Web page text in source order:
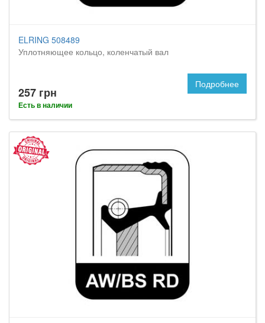
ELRING 508489
Уплотняющее кольцо, коленчатый вал
257 грн
Есть в наличии
Подробнее